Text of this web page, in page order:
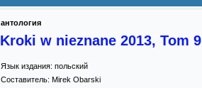
антология
Kroki w nieznane 2013, Tom 9
Язык издания: польский
Составитель: Mirek Obarski